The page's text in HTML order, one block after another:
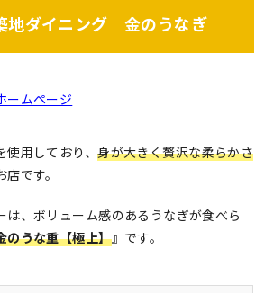
地ダイニング 金のうなぎ
ームページ
使用しており、身が大きく贅沢な柔らかさ
店です。
は、ボリューム感のあるうなぎが食べら
のうな重【極上】』です。